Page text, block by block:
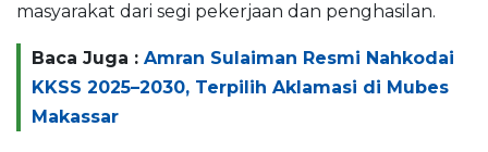
masyarakat dari segi pekerjaan dan penghasilan.
Baca Juga : Amran Sulaiman Resmi Nahkodai
KKSS 2025–2030, Terpilih Aklamasi di Mubes
Makassar